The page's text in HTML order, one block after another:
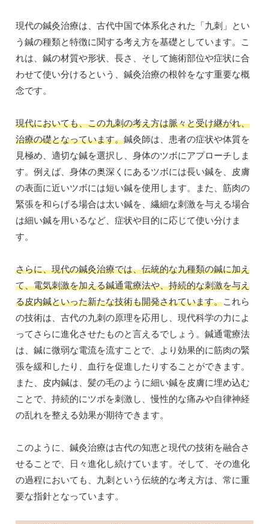
現代の鍼灸治療は、古代中国で体系化された「九刺」とい
う鍼の種類と特徴に関する考え方を基礎としています。こ
れは、鍼の材質や形状、長さ、そして施術部位や症状に合
わせて使い分けるという、鍼灸治療の根幹をなす重要な概
念です。
現代においても、この九刺の考え方は脈々と受け継がれ、
治療の礎となっています。鍼灸師は、患者の症状や体質を
見極め、適切な鍼を選択し、身体のツボにアプローチしま
す。例えば、身体の奥深くにあるツボには長い鍼を、皮膚
の表面に近いツボには短い鍼を使用します。また、筋肉の
緊張を和らげる場合は太い鍼を、繊細な刺激を与える場合
は細い鍼を用いるなど、症状や目的に応じて使い分けま
す。
さらに、現代の鍼灸治療では、伝統的な九種類の鍼に加え
て、電気刺激を加える鍼通電療法や、持続的な刺激を与え
る皮内鍼といった新たな技術も開発されています。これら
の技術は、古代の九刺の原理を応用し、現代科学の力によ
ってさらに進化させたものと言えるでしょう。鍼通電療法
は、鍼に微弱な電流を流すことで、より効果的に筋肉の緊
張を緩和したり、血行を促進したりすることができます。
また、皮内鍼は、髪の毛のように細い鍼を皮膚に埋め込む
ことで、持続的にツボを刺激し、慢性的な痛みや自律神経
の乱れを整える効果が期待できます。
このように、鍼灸治療は古代の知恵と現代の技術を融合さ
せることで、日々進化し続けています。そして、その進化
の過程においても、九刺という伝統的な考え方は、常に重
要な指針となっています。